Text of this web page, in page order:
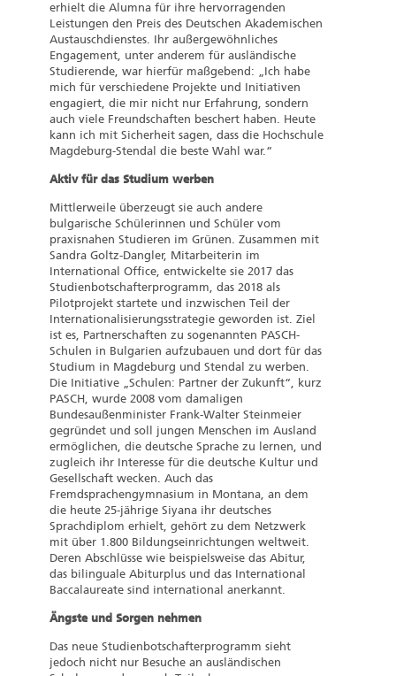
erhielt die Alumna für ihre hervorragenden
Leistungen den Preis des Deutschen Akademischen
Austauschdienstes. Ihr außergewöhnliches
Engagement, unter anderem für ausländische
Studierende, war hierfür maßgebend: „Ich habe
mich für verschiedene Projekte und Initiativen
engagiert, die mir nicht nur Erfahrung, sondern
auch viele Freundschaften beschert haben. Heute
kann ich mit Sicherheit sagen, dass die Hochschule
Magdeburg-Stendal die beste Wahl war.“
Aktiv für das Studium werben
Mittlerweile überzeugt sie auch andere
bulgarische Schülerinnen und Schüler vom
praxisnahen Studieren im Grünen. Zusammen mit
Sandra Goltz-Dangler, Mitarbeiterin im
International Office, entwickelte sie 2017 das
Studienbotschafterprogramm, das 2018 als
Pilotprojekt startete und inzwischen Teil der
Internationalisierungsstrategie geworden ist. Ziel
ist es, Partnerschaften zu sogenannten PASCH-
Schulen in Bulgarien aufzubauen und dort für das
Studium in Magdeburg und Stendal zu werben.
Die Initiative „Schulen: Partner der Zukunft“, kurz
PASCH, wurde 2008 vom damaligen
Bundesaußenminister Frank-Walter Steinmeier
gegründet und soll jungen Menschen im Ausland
ermöglichen, die deutsche Sprache zu lernen, und
zugleich ihr Interesse für die deutsche Kultur und
Gesellschaft wecken. Auch das
Fremdsprachengymnasium in Montana, an dem
die heute 25-jährige Siyana ihr deutsches
Sprachdiplom erhielt, gehört zu dem Netzwerk
mit über 1.800 Bildungseinrichtungen weltweit.
Deren Abschlüsse wie beispielsweise das Abitur,
das bilinguale Abiturplus und das International
Baccalaureate sind international anerkannt.
Ängste und Sorgen nehmen
Das neue Studienbotschafterprogramm sieht
jedoch nicht nur Besuche an ausländischen